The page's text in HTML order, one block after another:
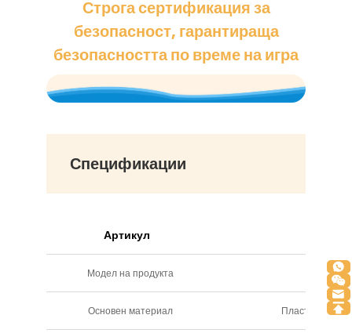
Строга сертификация за
безопасност, гарантираща
безопасността по време на игра
Спецификации
Артикул
Модел на продукта
Основен материал Пластмаса,